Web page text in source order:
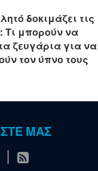
δοκιμάζει τις
Τι μπορούν να
ζευγάρια για να
τον ύπνο τους
ΜΑΣ